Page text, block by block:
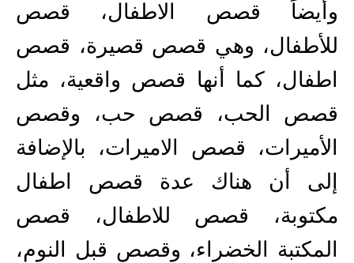
وأيضاً قصص الاطفال، قصص
للأطفال، وهي قصص قصيرة، قصص
اطفال، كما أنها قصص واقعية، مثل
قصص الحب، قصص حب، وقصص
الأميرات، قصص الاميرات، بالإضافة
إلى أن هناك عدة قصص اطفال
مكتوبة، قصص للاطفال، قصص
المكتبة الخضراء، وقصص قبل النوم،